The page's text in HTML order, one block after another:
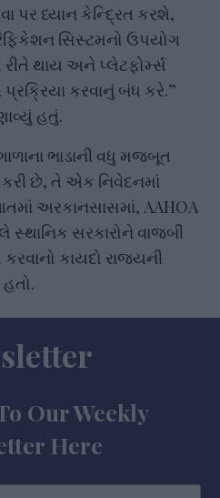
પર ધ્યાન કેન્દ્રિત કરશે,
સિસ્ટમનો ઉપયોગ
થાય અને પ્લેટફોર્મ્સ
કરવાનું બંધ કરે.”
હતું.
ભાડાની વધુ મજબૂત
છે, તે એક નિવેદનમાં
અરકાનસાસમાં, AAHOA
સ્થાનિક સરકારોને વાજબી
કાયદો રાજ્યની
Our Weekly
Here